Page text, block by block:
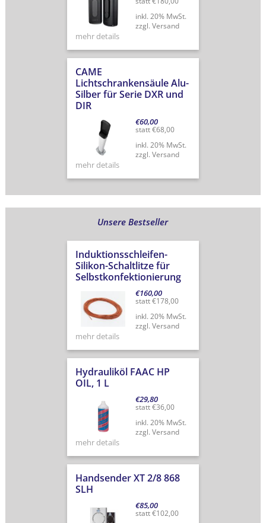
inkl. 20% MwSt.
zzgl. Versand
mehr details
CAME
Lichtschrankensäule Alu-
Silber für Serie DXR und
DIR
€60,00
statt€68,00
inkl. 20% MwSt.
zzgl. Versand
mehr details
Unsere Bestseller
Induktionsschleifen-
Silikon-Schaltlitze für
Selbstkonfektionierung
€160,00
statt€178,00
inkl. 20% MwSt.
zzgl. Versand
mehr details
Hydrauliköl FAAC HP
OIL, 1 L
€29,80
statt€36,00
inkl. 20% MwSt.
zzgl. Versand
mehr details
Handsender XT 2/8 868
SLH
€85,00
statt€102,00